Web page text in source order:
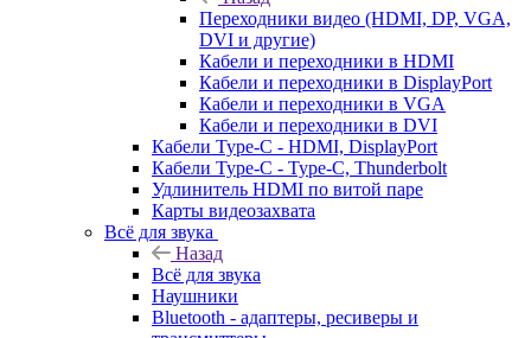
Переходники видео (HDMI, DP, VGA,
DVI и другие)
Кабели и переходники в HDMI
Кабели и переходники в DisplayPort
Кабели и переходники в VGA
Кабели и переходники в DVI
Кабели Type-C - HDMI, DisplayPort
Кабели Type-C - Type-C, Thunderbolt
Удлинитель HDMI по витой паре
Карты видеозахвата
Всё для звука
Назад
Всё для звука
Наушники
Bluetooth - адаптеры, ресиверы и